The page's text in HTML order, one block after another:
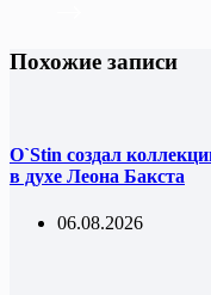
Похожие записи
O`Stin создал
в духе Леона Бакста
06.08.2026